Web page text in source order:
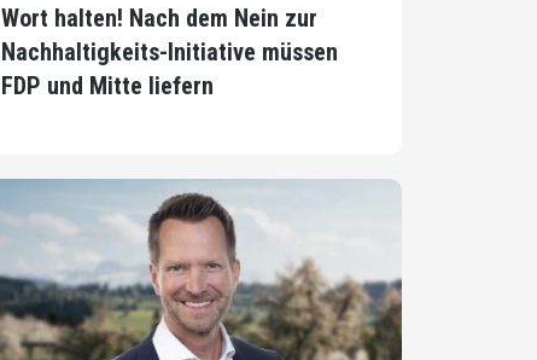
Wort halten! Nach dem Nein zur
Nachhaltigkeits-Initiative müssen
FDP und Mitte liefern